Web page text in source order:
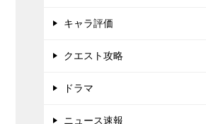
キャラ評価
クエスト攻略
ドラマ
ニュース速報